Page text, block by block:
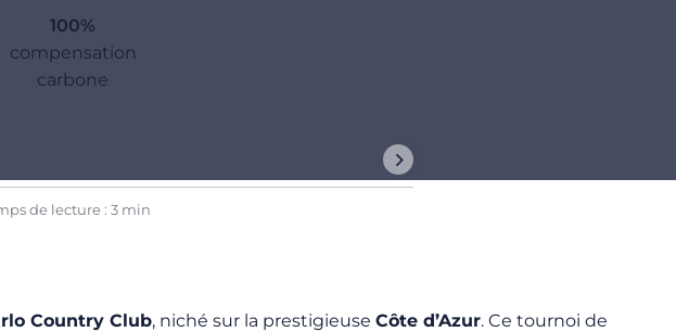
100%
compensation
carbone
de lecture : 3 min
Country Club, niché sur la prestigieuse Côte d’Azur. Ce tournoi de